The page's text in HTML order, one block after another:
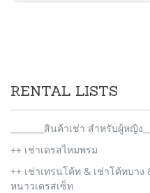
RENTAL LISTS
________สินค้าเช่า สำหรับผู้หญิง
++ เช่าเดรสไหมพรม
++ เช่าเทรนโค้ท & เช่าโค้ทบา
หนาวเดรสเซ็ท